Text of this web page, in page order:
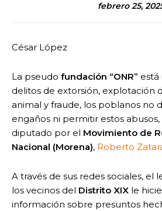
febrero 25,
César López
La pseudo fundación “ONR” está
delitos de extorsión, explotación
animal y fraude, los poblanos no
engaños ni permitir estos
diputado por el Movimiento de
Nacional (Morena), Roberto
A través de sus redes sociales, el
los vecinos del Distrito XIX le
información sobre presuntos